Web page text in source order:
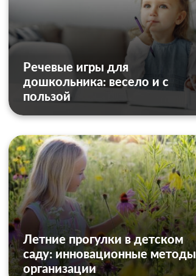
Речевые игры для
дошкольника: весело и с
пользой
Летние прогулки в детском
саду: инновационные методы
организации